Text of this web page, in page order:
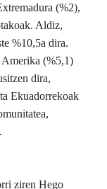
(%2),
Aldiz,
%10,5a dira.
(%5,1)
dira,
Ekuadorrekoak
ziren Hego